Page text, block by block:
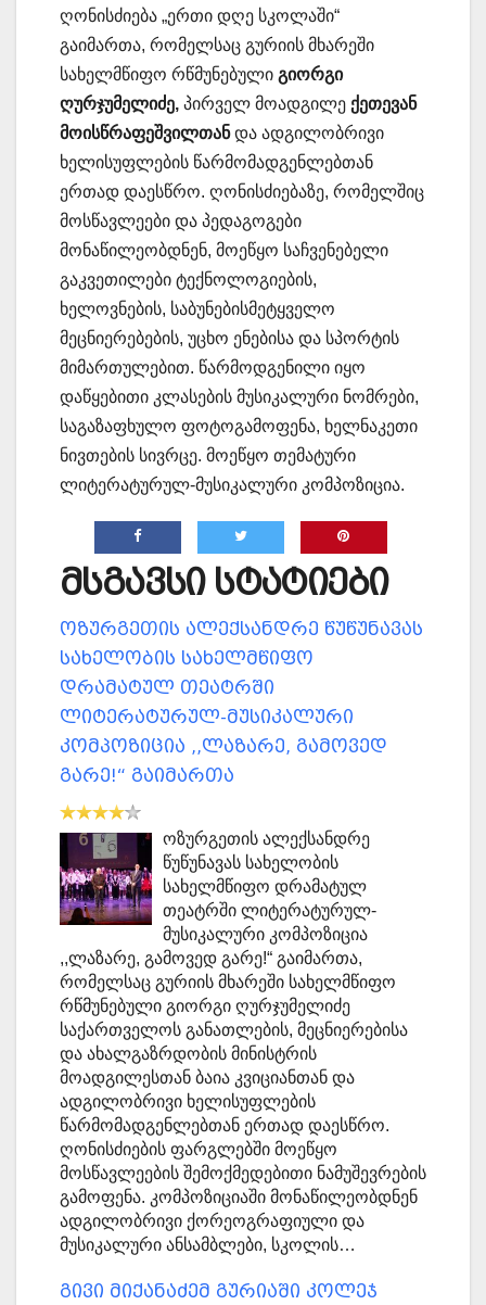
ღონისძიება „ერთი დღე სკოლაში“
გაიმართა, რომელსაც გურიის მხარეში
სახელმწიფო რწმუნებული გიორგი
ღურჯუმელიძე, პირველ მოადგილე ქეთევან
მოისწრაფეშვილთანდა ადგილობრივი
ხელისუფლების წარმომადგენლებთან
ერთად დაესწრო. ღონისძიებაზე, რომელშიც
მოსწავლეები და პედაგოგები
მონაწილეობდნენ, მოეწყო საჩვენებელი
გაკვეთილები ტექნოლოგიების,
ხელოვნების, საბუნებისმეტყველო
მეცნიერებების, უცხო ენებისა და სპორტის
მიმართულებით. წარმოდგენილი იყო
დაწყებითი კლასების მუსიკალური ნომრები,
საგაზაფხულო ფოტოგამოფენა, ხელნაკეთი
ნივთების სივრცე. მოეწყო თემატური
ლიტერატურულ-მუსიკალური კომპოზიცია.
მსგავსი სტატიები
ოზურგეთის ალექსანდრე წუწუნავას
სახელობის სახელმწიფო
დრამატულ თეატრში
ლიტერატურულ-მუსიკალური
კომპოზიცია ,,ლაზარე, გამოვედ
გარე!“ გაიმართა
ოზურგეთის ალექსანდრე
წუწუნავას სახელობის
სახელმწიფო დრამატულ
თეატრში ლიტერატურულ-
მუსიკალური კომპოზიცია
,,ლაზარე, გამოვედ გარე!“ გაიმართა,
რომელსაც გურიის მხარეში სახელმწიფო
რწმუნებული გიორგი ღურჯუმელიძე
საქართველოს განათლების, მეცნიერებისა
და ახალგაზრდობის მინისტრის
მოადგილესთან ბაია კვიციანთან და
ადგილობრივი ხელისუფლების
წარმომადგენლებთან ერთად დაესწრო.
ღონისძიების ფარგლებში მოეწყო
მოსწავლეების შემოქმედებითი ნამუშევრების
გამოფენა. კომპოზიციაში მონაწილეობდნენ
ადგილობრივი ქორეოგრაფიული და
მუსიკალური ანსამბლები, სკოლის…
გივი მიქანაძემ გურიაში კოლეჯ